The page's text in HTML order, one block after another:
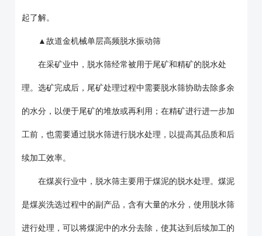
起了解。
▲故道金机械单层高频脱水振动筛
在采矿业中，脱水筛经常被用于尾矿和精矿的脱水处
理。选矿完成后，尾矿处理过程中需要脱水筛协助去除多余
的水分，以便于尾矿的堆放或再利用；在精矿进行进一步加
工前，也需要通过脱水筛进行脱水处理，以提高其品质和后
续加工效率。
在煤炭行业中，脱水筛主要用于煤泥的脱水处理。煤泥
是煤炭洗选过程中的副产品，含有大量的水分，使用脱水筛
进行处理，可以将煤泥中的水分去除，使其达到后续加工的